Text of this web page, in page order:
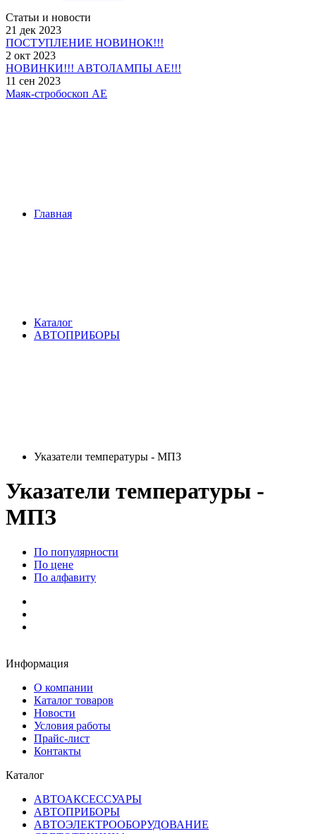
Статьи и новости
21 дек 2023
ПОСТУПЛЕНИЕ НОВИНОК!!!
2 окт 2023
НОВИНКИ!!! АВТОЛАМПЫ АЕ!!!
11 сен 2023
Маяк-стробоскоп АЕ
Главная
Каталог
АВТОПРИБОРЫ
Указатели температуры - МПЗ
Указатели температуры -
МПЗ
По популярности
По цене
По алфавиту
Информация
О компании
Каталог товаров
Новости
Условия работы
Прайс-лист
Контакты
Каталог
АВТОАКСЕССУАРЫ
АВТОПРИБОРЫ
АВТОЭЛЕКТРООБОРУДОВАНИЕ